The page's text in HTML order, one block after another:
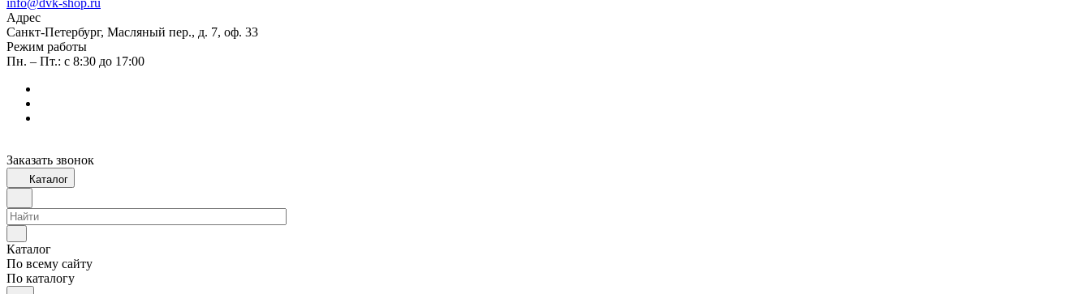
info@dvk-shop.ru
Адрес
Санкт-Петербург, Масляный пер., д. 7, оф. 33
Режим работы
Пн. – Пт.: с 8:30 до 17:00
Заказать звонок
Каталог
Каталог
По всему сайту
По каталогу